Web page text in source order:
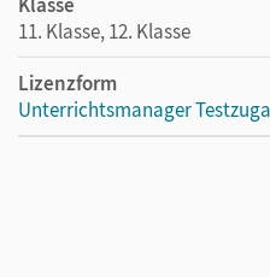
11. Klasse, 12. Klasse
Lizenzform
Unterrichtsmanager